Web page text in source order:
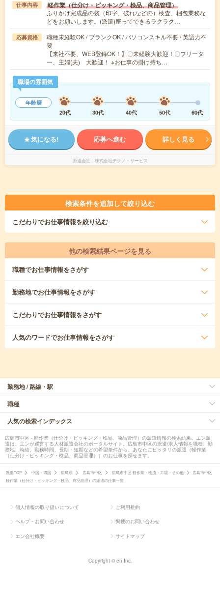
仕事内容 軽作業（仕分け・ピッキング・検品、商品管理）
ふりかけ完成品の袋（印字、破れなどの）検査、梱包業務な
どをお願いします。(派遣)座ってできるラクラク…
応募資格
職種未経験OK / ブランクOK / パソコンスキル不要 / 英語力不
要
【来社不要、WEB登録OK！】〇未経験大歓迎！〇フリータ
ー、主婦(夫) 大歓迎！ ※お仕事の掛け持ち…
職場の雰囲気
年齢層
20代
30代 40代 50代 60代
気になる! 応募へ進む 詳しく見る
派遣会社 株式会社テクノ・サービス
検索条件を追加して絞り込む
こだわりでお仕事情報を絞り込む
他の検索結果ページを見る
職種でお仕事情報をさがす
勤務地でお仕事情報をさがす
こだわりでお仕事情報をさがす
人気のワードでお仕事情報をさがす
勤務地 / 路線・駅
職種
人気の検索インデックス
広島市中区 - 軽作業（仕分け・ピッキング・検品、商品管理）の派遣情報の検索結果。エン派
遣は、エンが運営する人材派遣会社のポータルサイト。広島市中区の派遣/求人情報を職種、勤
務地、時給、勤務時間、長期・短期などの希望条件から、あなたにピッタリの派遣（軽作業
（仕分け・ピッキング・検品、商品管理））のお仕事を探せます。
派遣TOP 中国・四国 広島県 広島市中区 広島市中区 軽作業・物流・工場・その他
広島市中区
軽作業（仕分け・ピッキング・検品、商品管理）の派遣の仕事一覧
個人情報の取り扱いについて ご利用規約
ヘルプ・お問い合わせ 掲載のお問い合わせ
エン会社概要 サイトマップ
Copyright © en Inc.